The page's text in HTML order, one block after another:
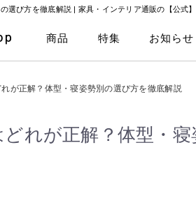
選び方を徹底解説 | 家具・インテリア通販の【公式
商品 特集 お知らせ
が正解？体型・寝姿勢別の選び方を徹底解説
れが正解？体型・